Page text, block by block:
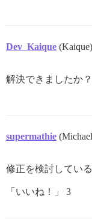
Dev_Kaique (Kaique)
解決できましたか？
supermathie
修正を検討してい
「いいね！」 3